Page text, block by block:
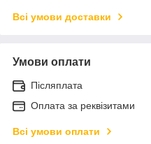
Всі умови доставки
Умови оплати
Післяплата
Оплата за реквізитами
Всі умови оплати